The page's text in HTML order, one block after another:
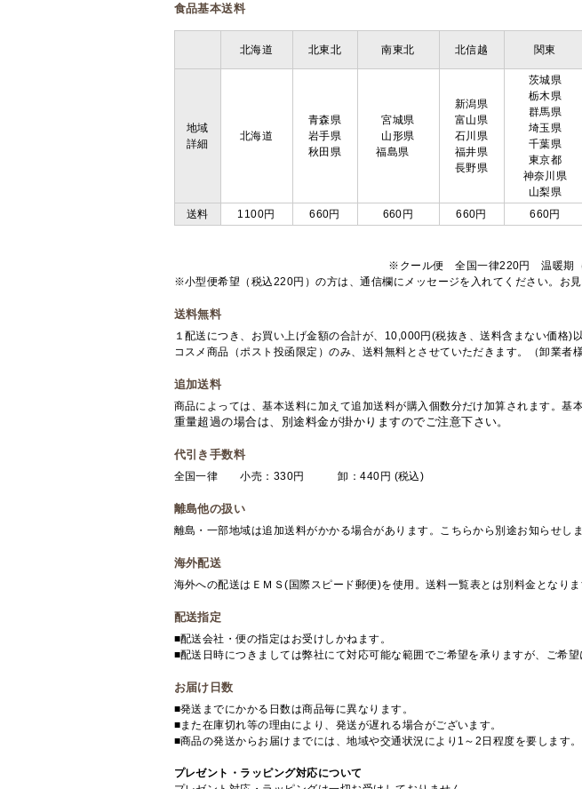
食品基本送料
北海道 北東北 南東北 北信越 関東
地域
詳細
北海道
青森県
岩手県
秋田県
宮城県
山形県
福島県
新潟県
富山県
石川県
福井県
長野県
茨城県
栃木県
群馬県
埼玉県
千葉県
東京都
神奈川県
山梨県
送料 1100円 660円 660円 660円 660円
※クール便 全国一律220円 温暖期（
※小型便希望（税込220円）の方は、通信欄にメッセージを入れてください。お見
送料無料
１配送につき、お買い上げ金額の合計が、10,000円(税抜き、送料含まない価格)
コスメ商品（ポスト投函限定）のみ、送料無料とさせていただきます。（卸業者様
追加送料
商品によっては、基本送料に加えて追加送料が購入個数分だけ加算されます。基
重量超過の場合は、別途料金が掛かりますのでご注意下さい。
代引き手数料
全国一律 小売：330円 卸：440円 (税込)
離島他の扱い
離島・一部地域は追加送料がかかる場合があります。こちらから別途お知らせしま
海外配送
海外への配送はＥＭＳ(国際スピード郵便)を使用。送料一覧表とは別料金となりま
配送指定
■配送会社・便の指定はお受けしかねます。
■配送日時につきましては弊社にて対応可能な範囲でご希望を承りますが、ご希
お届け日数
■発送までにかかる日数は商品毎に異なります。
■また在庫切れ等の理由により、発送が遅れる場合がございます。
■商品の発送からお届けまでには、地域や交通状況により1～2日程度を要します。
プレゼント・ラッピング対応について